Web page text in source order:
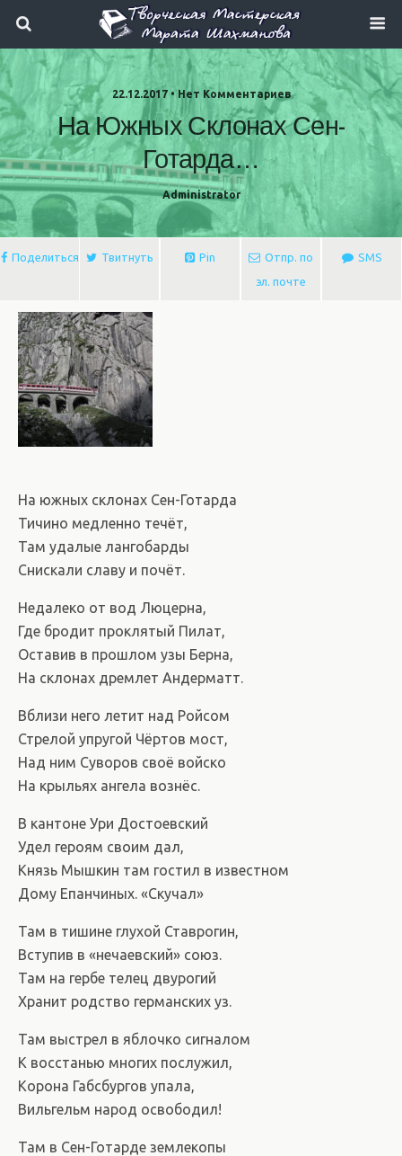
22.12.2017 • Нет Комментариев
На Южных Склонах Сен-
Готарда…
Administrator
Поделиться Твитнуть Pin
Отпр. по
эл. почте
SMS
На южных склонах Сен-Готарда
Тичино медленно течёт,
Там удалые лангобарды
Снискали славу и почёт.
Недалеко от вод Люцерна,
Где бродит проклятый Пилат,
Оставив в прошлом узы Берна,
На склонах дремлет Андерматт.
Вблизи него летит над Ройсом
Стрелой упругой Чёртов мост,
Над ним Суворов своё войско
На крыльях ангела вознёс.
В кантоне Ури Достоевский
Удел героям своим дал,
Князь Мышкин там гостил в известном
Дому Епанчиных. «Скучал»
Там в тишине глухой Ставрогин,
Вступив в «нечаевский» союз.
Там на гербе телец двурогий
Хранит родство германских уз.
Там выстрел в яблочко сигналом
К восстанью многих послужил,
Корона Габсбургов упала,
Вильгельм народ освободил!
Там в Сен-Готарде землекопы